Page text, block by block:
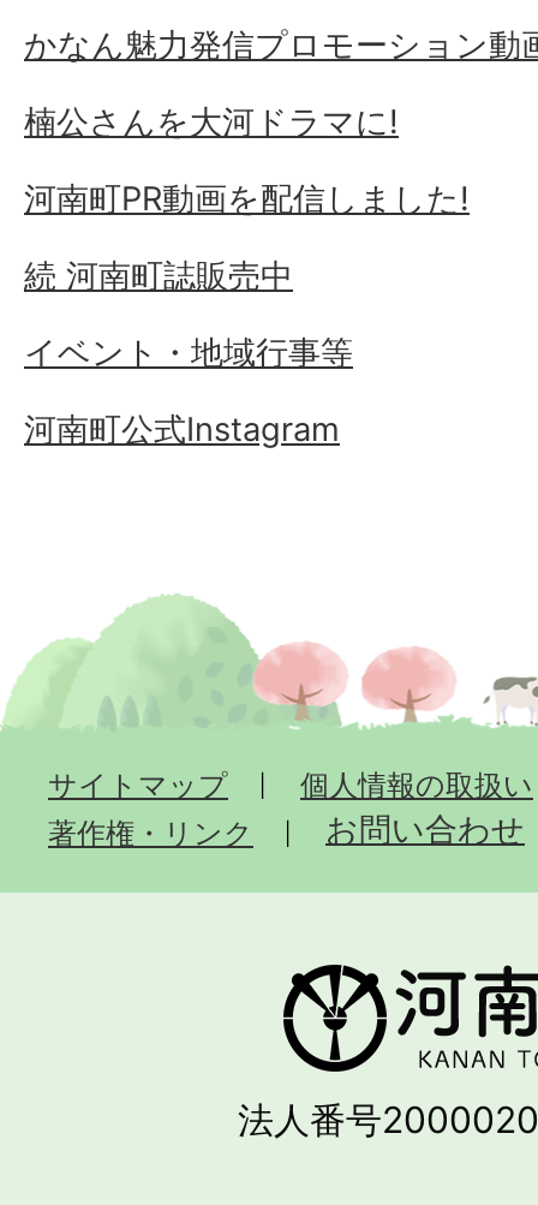
かなん魅力発信プロモーション動
楠公さんを大河ドラマに!
河南町PR動画を配信しました!
続 河南町誌販売中
イベント・地域行事等
河南町公式Instagram
サイトマップ
個人情報の取扱い
著作権・リンク
お問い合わせ
法人番号